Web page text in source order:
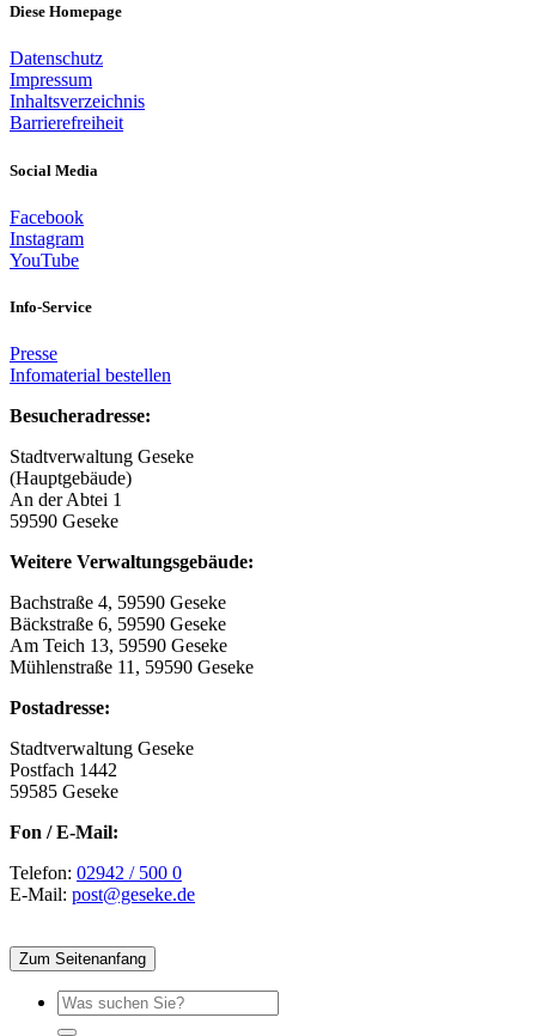
Diese Homepage
Datenschutz
Impressum
Inhaltsverzeichnis
Barrierefreiheit
Social Media
Facebook
Instagram
YouTube
Info-Service
Presse
Infomaterial bestellen
Besucheradresse:
Stadtverwaltung Geseke
(Hauptgebäude)
An der Abtei 1
59590 Geseke
Weitere Verwaltungsgebäude:
Bachstraße 4, 59590 Geseke
Bäckstraße 6, 59590 Geseke
Am Teich 13, 59590 Geseke
Mühlenstraße 11, 59590 Geseke
Postadresse:
Stadtverwaltung Geseke
Postfach 1442
59585 Geseke
Fon / E-Mail:
Telefon: 02942 / 500 0
E-Mail: post@geseke.de
Zum Seitenanfang